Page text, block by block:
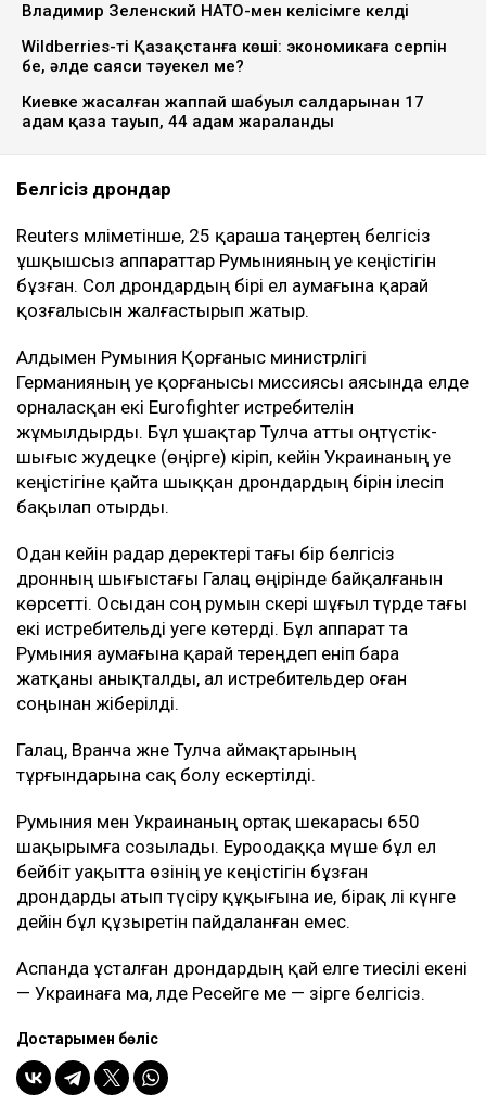
Владимир Зеленский НАТО-мен келісімге келді
Wildberries-тің Қазақстанға көші: экономикаға серпін
бе, әлде саяси тәуекел ме?
Киевке жасалған жаппай шабуыл салдарынан 17
адам қаза тауып, 44 адам жараланды
Белгісіз дрондар
Reuters мәліметінше, 25 қараша таңертең белгісіз
ұшқышсыз аппараттар Румынияның әуе кеңістігін
бұзған. Сол дрондардың бірі ел аумағына қарай
қозғалысын жалғастырып жатыр.
Алдымен Румыния Қорғаныс министрлігі
Германияның әуе қорғанысы миссиясы аясында елде
орналасқан екі Eurofighter истребителін
жұмылдырды. Бұл ұшақтар Тулча атты оңтүстік-
шығыс жудецке (өңірге) кіріп, кейін Украинаның әуе
кеңістігіне қайта шыққан дрондардың бірін ілесіп
бақылап отырды.
Одан кейін радар деректері тағы бір белгісіз
дронның шығыстағы Галац өңірінде байқалғанын
көрсетті. Осыдан соң румын әскері шұғыл түрде тағы
екі истребительді әуеге көтерді. Бұл аппарат та
Румыния аумағына қарай тереңдеп еніп бара
жатқаны анықталды, ал истребительдер оған
соңынан жіберілді.
Галац, Вранча және Тулча аймақтарының
тұрғындарына сақ болу ескертілді.
Румыния мен Украинаның ортақ шекарасы 650
шақырымға созылады. Еуроодаққа мүше бұл ел
бейбіт уақытта өзінің әуе кеңістігін бұзған
дрондарды атып түсіру құқығына ие, бірақ әлі күнге
дейін бұл құзыретін пайдаланған емес.
Аспанда ұсталған дрондардың қай елге тиесілі екені
— Украинаға ма, әлде Ресейге ме — әзірге белгісіз.
Достарыңмен бөліс